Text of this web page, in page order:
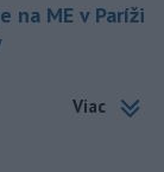
na ME v Paríži
Viac